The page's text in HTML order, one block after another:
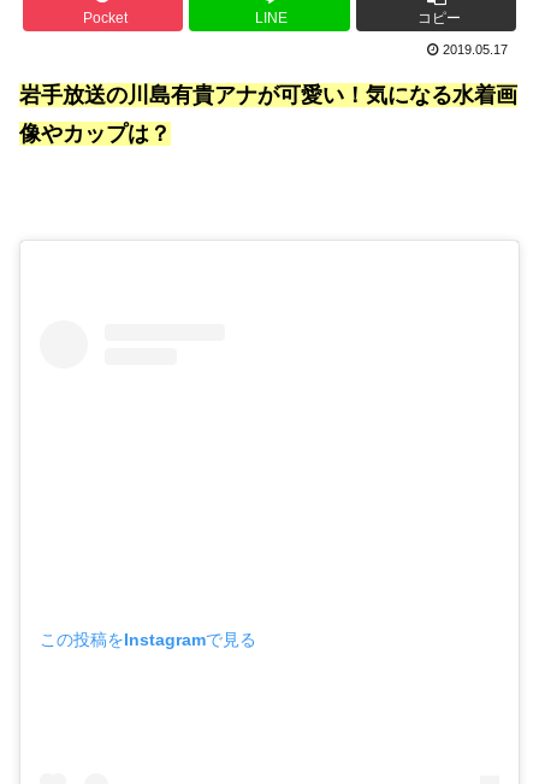
Pocket LINE コピー
2019.05.17
岩手放送の川島有貴アナが可愛い！気になる水着画
像やカップは？
この投稿をInstagramで見る